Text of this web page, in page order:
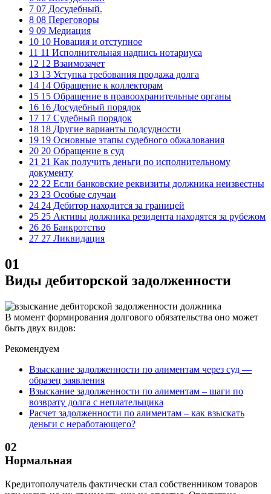
7 07 Досудебный.
8 08 Переговоры
9 09 Медиация
10 10 Новация и отступное
11 11 Исполнительная надпись нотариуса
12 12 Взаимозачет
13 13 Уступка требования продажа долга
14 14 Обращение к коллекторам
15 15 Обращение в правоохранительные органы
16 16 Досудебный порядок
17 17 Судебный порядок
18 18 Другие варианты подсудности
19 19 Основные этапы судебного обжалования
20 20 Обращение в суд
21 21 Как получить деньги по исполнительному
документу
22 22 Если банковские реквизиты должника неизвестны
23 23 Особые случаи
24 24 Дебитор находится за границей
25 25 Активы должника резидента находятся за рубежом
26 26 Банкротство
27 27 Ликвидация
01
Виды дебиторской задолженности
В момент формирования долгового обязательства оно может
быть двух видов:
Рекомендуем
Взыскание задолженности по алиментам через суд —
образец заявления
Взыскание задолженности по алиментам – шаги по
возврату долга с неплательщика
Расчет задолженности по алиментам – как взыскать
деньги с неработающего?
02
Нормальная
Кредитополучатель фактически стал собственником товаров